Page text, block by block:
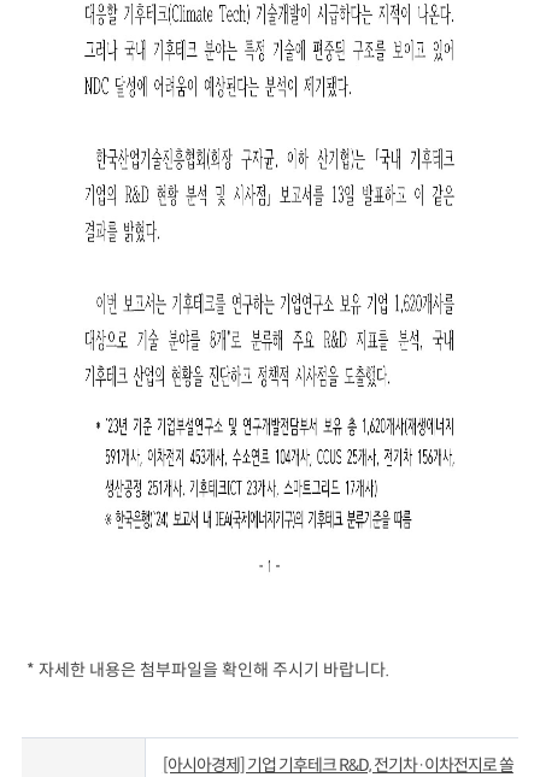
*자세한 내용은 첨부파일을 확인해 주시기 바랍니다.
[아시아경제] 기업 기후테크 R&D, 전기차·이차전지로 쏠